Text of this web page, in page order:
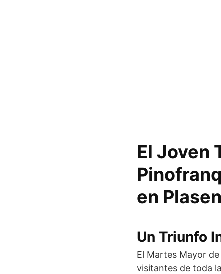
El Joven
en
Un Triunfo
El Martes Mayor
visitantes de toda